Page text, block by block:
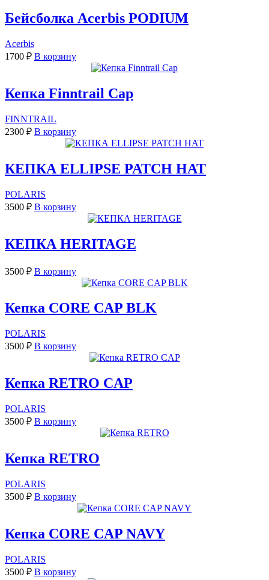
Бейсболка Acerbis PODIUM
Acerbis
1700 ₽ В корзину
Кепка Finntrail Cap
FINNTRAIL
2300 ₽ В корзину
КЕПКА ELLIPSE PATCH HAT
POLARIS
3500 ₽ В корзину
КЕПКА HERITAGE
3500 ₽ В корзину
Кепка CORE CAP BLK
POLARIS
3500 ₽ В корзину
Кепка RETRO CAP
POLARIS
3500 ₽ В корзину
Кепка RETRO
POLARIS
3500 ₽ В корзину
Кепка CORE CAP NAVY
POLARIS
3500 ₽ В корзину